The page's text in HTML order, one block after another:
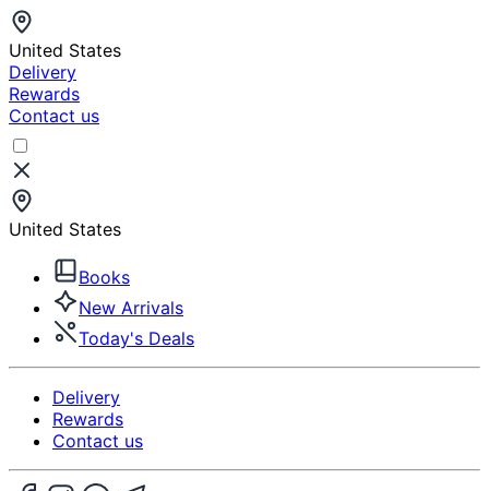
United States
Delivery
Rewards
Contact us
United States
Books
New Arrivals
Today's Deals
Delivery
Rewards
Contact us